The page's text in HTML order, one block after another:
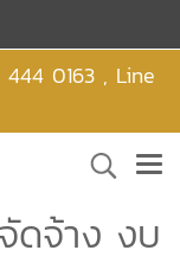
444 0163 , Line
ดจ้าง งบ